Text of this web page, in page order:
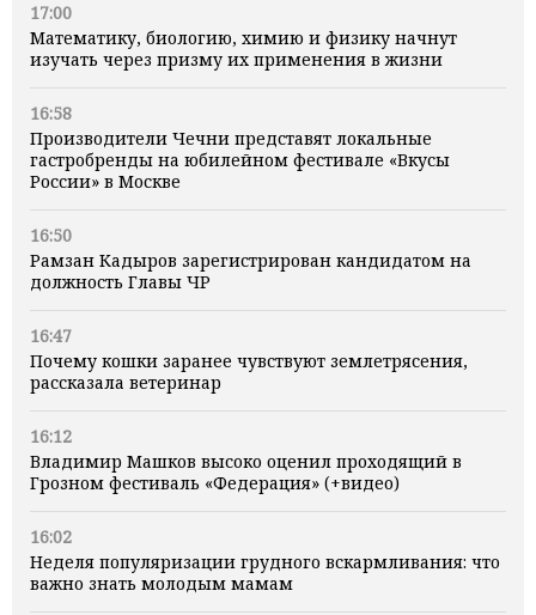
17:00
Математику, биологию, химию и физику начнут
изучать через призму их применения в жизни
16:58
Производители Чечни представят локальные
гастробренды на юбилейном фестивале «Вкусы
России» в Москве
16:50
Рамзан Кадыров зарегистрирован кандидатом на
должность Главы ЧР
16:47
Почему кошки заранее чувствуют землетрясения,
рассказала ветеринар
16:12
Владимир Машков высоко оценил проходящий в
Грозном фестиваль «Федерация» (+видео)
16:02
Неделя популяризации грудного вскармливания: что
важно знать молодым мамам